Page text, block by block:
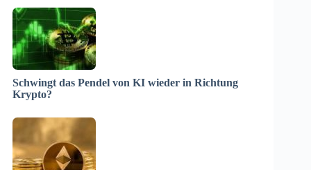
Schwingt das Pendel von KI wieder in Richtung
Krypto?